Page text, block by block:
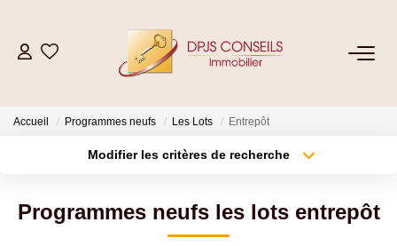
Louer
ESTIMER
Accueil Programmes neufs Les Lots Entrepôt
Modifier les critères de recherche
Sélectionnez...
Type de bien
Programmes neufs les lots entrepôt